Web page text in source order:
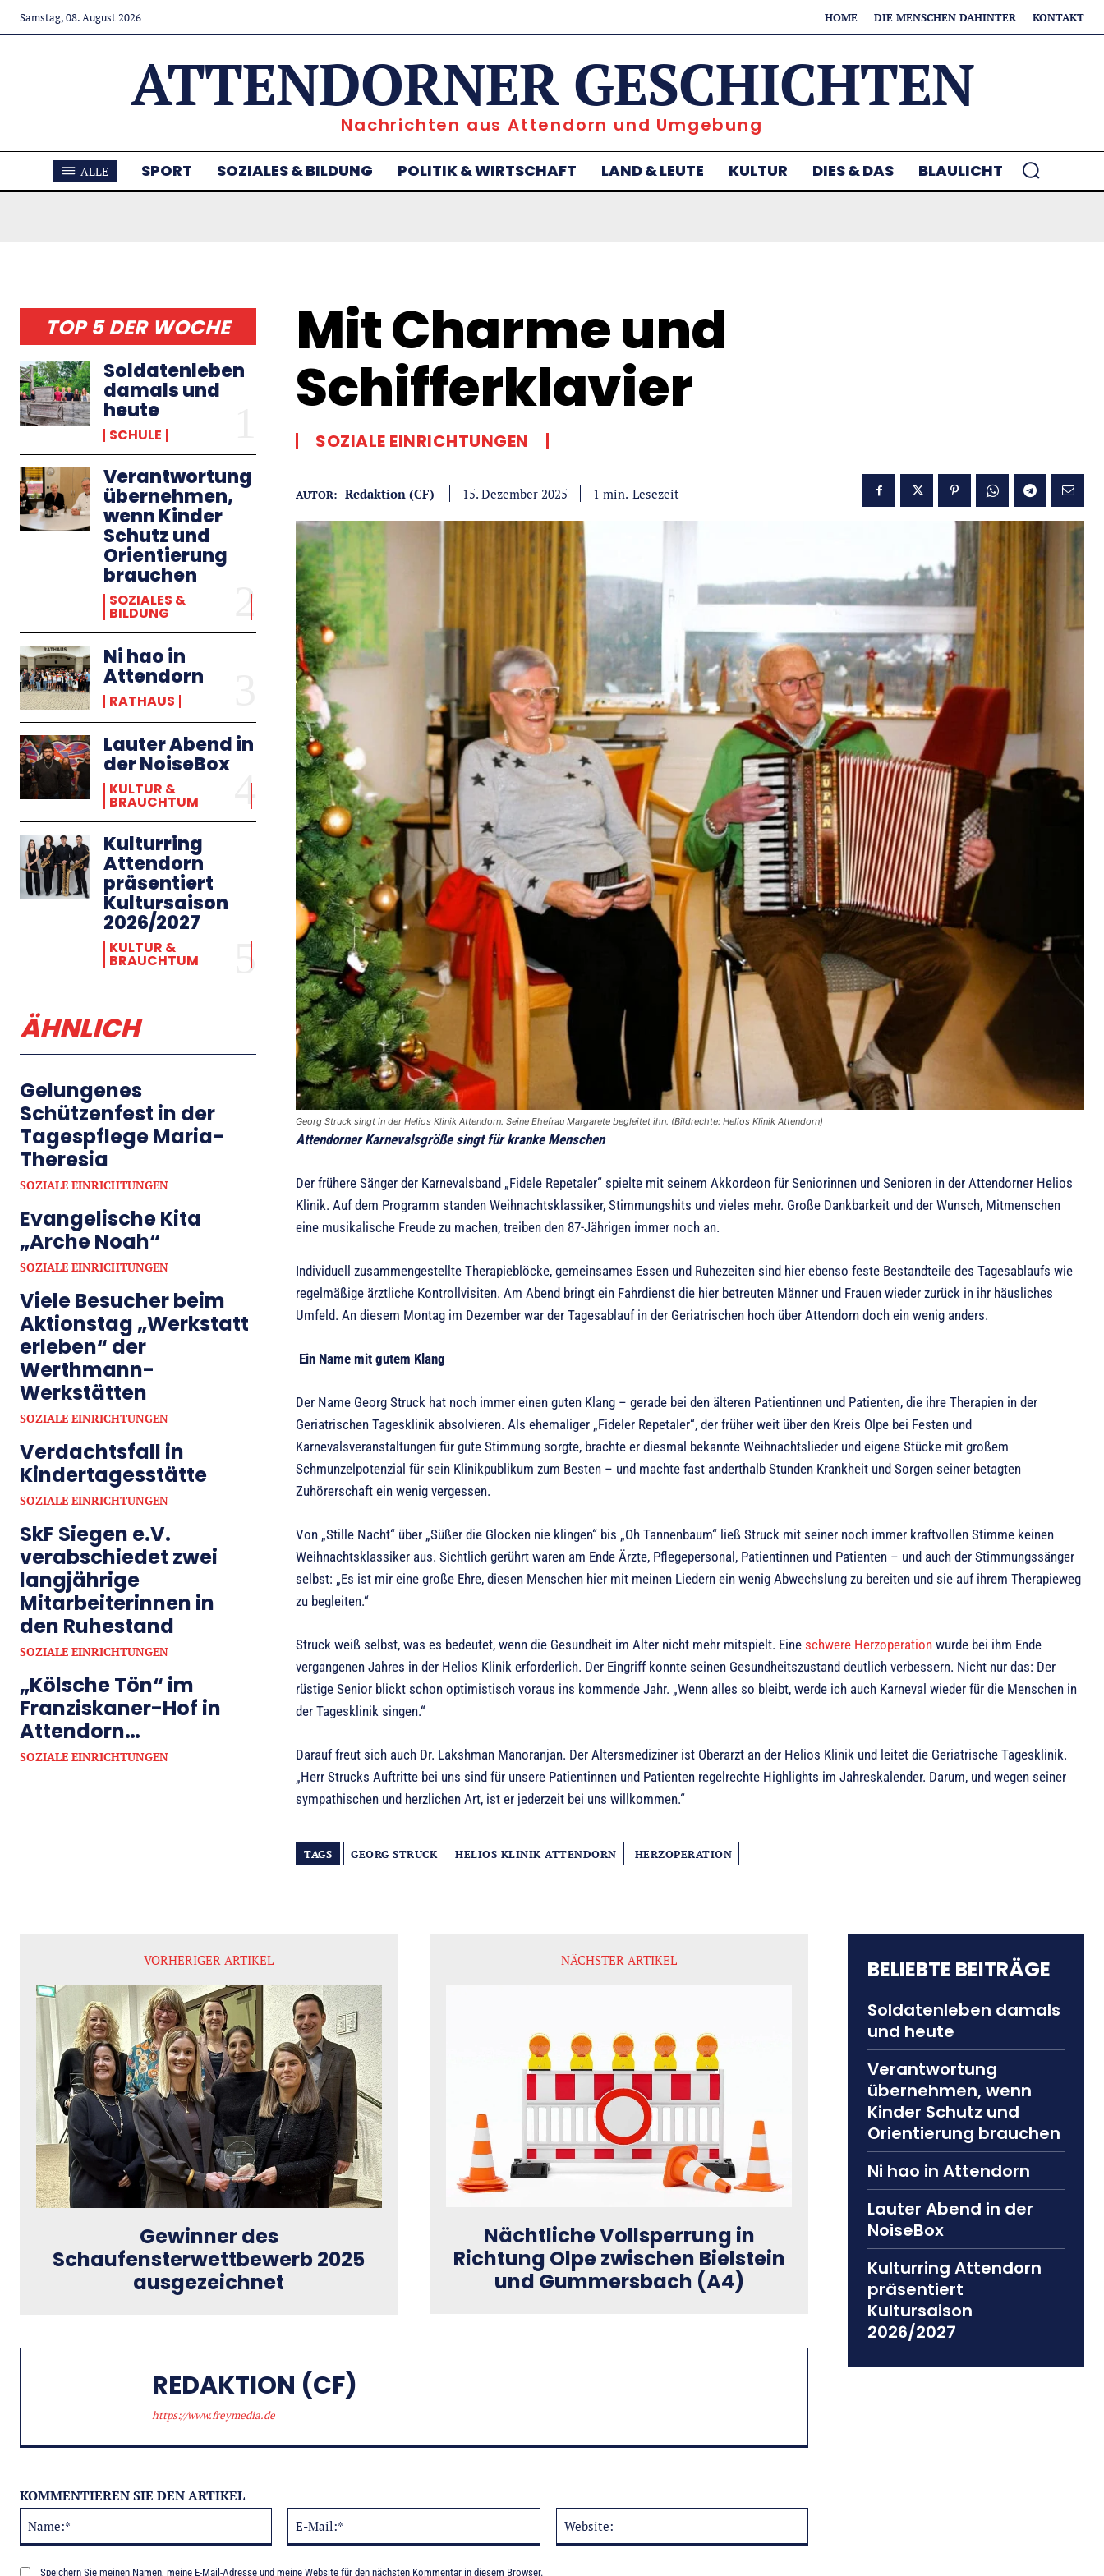
Samstag, 08. August 2026 HOME DIE MENSCHEN DAHINTER KONTAKT
ATTENDORNER GESCHICHTEN
Nachrichten aus Attendorn und Umgebung
ALLE SPORT SOZIALES & BILDUNG POLITIK & WIRTSCHAFT LAND & LEUTE KULTUR DIES & DAS BLAULICHT
TOP 5 DER WOCHE
Soldatenleben
damals und
heute
SCHULE
Verantwortung
übernehmen,
wenn Kinder
Schutz und
Orientierung
brauchen
SOZIALES &
BILDUNG
Ni hao in
Attendorn
RATHAUS
Lauter Abend in
der NoiseBox
KULTUR &
BRAUCHTUM
Kulturring
Attendorn
präsentiert
Kultursaison
2026/2027
KULTUR &
BRAUCHTUM
ÄHNLICH
Gelungenes
Schützenfest in der
Tagespflege Maria-
Theresia
SOZIALE EINRICHTUNGEN
Evangelische Kita
„Arche Noah“
SOZIALE EINRICHTUNGEN
Viele Besucher beim
Aktionstag „Werkstatt
erleben“ der
Werthmann-
Werkstätten
SOZIALE EINRICHTUNGEN
Verdachtsfall in
Kindertagesstätte
SOZIALE EINRICHTUNGEN
SkF Siegen e.V.
verabschiedet zwei
langjährige
Mitarbeiterinnen in
den Ruhestand
SOZIALE EINRICHTUNGEN
„Kölsche Tön“ im
Franziskaner-Hof in
Attendorn…
SOZIALE EINRICHTUNGEN
Mit Charme und
Schifferklavier
SOZIALE EINRICHTUNGEN
AUTOR: Redaktion (CF) 15. Dezember 2025 1 min. Lesezeit
Georg Struck singt in der Helios Klinik Attendorn. Seine Ehefrau Margarete begleitet ihn. (Bildrechte: Helios Klinik Attendorn)
Attendorner Karnevalsgröße singt für kranke Menschen
Der frühere Sänger der Karnevalsband „Fidele Repetaler“ spielte mit seinem Akkordeon für Seniorinnen und Senioren in der Attendorner Helios
Klinik. Auf dem Programm standen Weihnachtsklassiker, Stimmungshits und vieles mehr. Große Dankbarkeit und der Wunsch, Mitmenschen
eine musikalische Freude zu machen, treiben den 87-Jährigen immer noch an.
Individuell zusammengestellte Therapieblöcke, gemeinsames Essen und Ruhezeiten sind hier ebenso feste Bestandteile des Tagesablaufs wie
regelmäßige ärztliche Kontrollvisiten. Am Abend bringt ein Fahrdienst die hier betreuten Männer und Frauen wieder zurück in ihr häusliches
Umfeld. An diesem Montag im Dezember war der Tagesablauf in der Geriatrischen hoch über Attendorn doch ein wenig anders.
Ein Name mit gutem Klang
Der Name Georg Struck hat noch immer einen guten Klang – gerade bei den älteren Patientinnen und Patienten, die ihre Therapien in der
Geriatrischen Tagesklinik absolvieren. Als ehemaliger „Fideler Repetaler“, der früher weit über den Kreis Olpe bei Festen und
Karnevalsveranstaltungen für gute Stimmung sorgte, brachte er diesmal bekannte Weihnachtslieder und eigene Stücke mit großem
Schmunzelpotenzial für sein Klinikpublikum zum Besten – und machte fast anderthalb Stunden Krankheit und Sorgen seiner betagten
Zuhörerschaft ein wenig vergessen.
Von „Stille Nacht“ über „Süßer die Glocken nie klingen“ bis „Oh Tannenbaum“ ließ Struck mit seiner noch immer kraftvollen Stimme keinen
Weihnachtsklassiker aus. Sichtlich gerührt waren am Ende Ärzte, Pflegepersonal, Patientinnen und Patienten – und auch der Stimmungssänger
selbst: „Es ist mir eine große Ehre, diesen Menschen hier mit meinen Liedern ein wenig Abwechslung zu bereiten und sie auf ihrem Therapieweg
zu begleiten.“
Struck weiß selbst, was es bedeutet, wenn die Gesundheit im Alter nicht mehr mitspielt. Eine schwere Herzoperation wurde bei ihm Ende
vergangenen Jahres in der Helios Klinik erforderlich. Der Eingriff konnte seinen Gesundheitszustand deutlich verbessern. Nicht nur das: Der
rüstige Senior blickt schon optimistisch voraus ins kommende Jahr. „Wenn alles so bleibt, werde ich auch Karneval wieder für die Menschen in
der Tagesklinik singen.“
Darauf freut sich auch Dr. Lakshman Manoranjan. Der Altersmediziner ist Oberarzt an der Helios Klinik und leitet die Geriatrische Tagesklinik.
„Herr Strucks Auftritte bei uns sind für unsere Patientinnen und Patienten regelrechte Highlights im Jahreskalender. Darum, und wegen seiner
sympathischen und herzlichen Art, ist er jederzeit bei uns willkommen.“
TAGS GEORG STRUCK HELIOS KLINIK ATTENDORN HERZOPERATION
VORHERIGER ARTIKEL
Gewinner des
Schaufensterwettbewerb 2025
ausgezeichnet
NÄCHSTER ARTIKEL
Nächtliche Vollsperrung in
Richtung Olpe zwischen Bielstein
und Gummersbach (A4)
REDAKTION (CF)
https://www.freymedia.de
KOMMENTIEREN SIE DEN ARTIKEL
Mail:*
Speichern Sie meinen Namen, meine E-Mail-Adresse und meine Website für den nächsten Kommentar in diesem Browser.
BELIEBTE BEITRÄGE
Soldatenleben damals
und heute
Verantwortung
übernehmen, wenn
Kinder Schutz und
Orientierung brauchen
Ni hao in Attendorn
Lauter Abend in der
NoiseBox
Kulturring Attendorn
präsentiert
Kultursaison
2026/2027